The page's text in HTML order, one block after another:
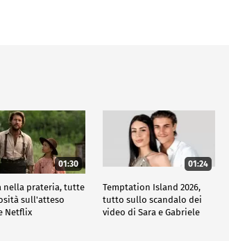
01:30
nella prateria, tutte
sull'atteso
Netflix
01:24
Temptation Island 2026,
tutto sullo scandalo dei
video di Sara e Gabriele